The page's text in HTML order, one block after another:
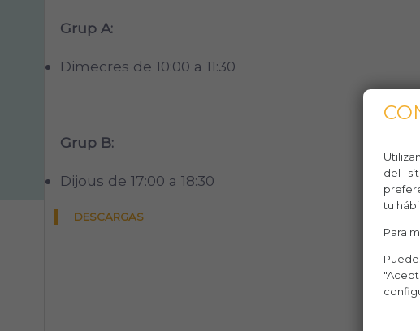
Grup A:
Dimecres de 10:00 a 11:30
Grup B:
Dijous de 17:00 a 18:30
DESCARGAS
del
tu
Para